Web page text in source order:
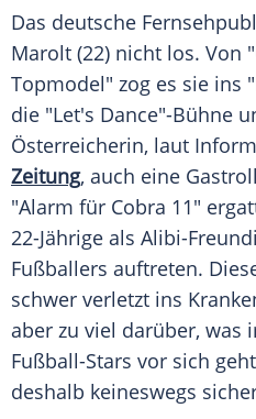
Das deutsche
Marolt (22) nicht los. Von "
Topmodel" zog es sie ins
die "Let's Dance"-Bühne
Österreicherin, laut
Zeitung, auch eine
"Alarm für Cobra 11"
22-Jährige als Alibi-
Fußballers auftreten.
schwer verletzt ins
aber zu viel darüber, was
Fußball-Stars vor sich
deshalb keineswegs